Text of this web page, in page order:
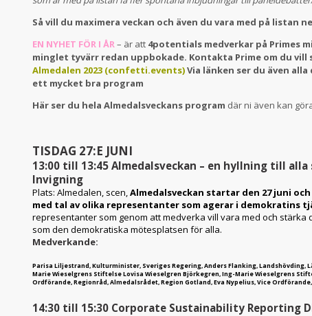
Så vill du maximera veckan och även du vara med på listan
EN NYHET FÖR I ÅR– är att 4potentials medverkar på Primes
minglet tyvärr redan uppbokade. Kontakta Prime om du vill
Almedalen 2023 (confetti.events)Via länken ser du även
ett mycket bra program
Här ser du hela Almedalsveckans program där ni även kan
TISDAG 27:E JUNI
13:00 till 13:45 Almedalsveckan – en hyllning till
Invigning
Plats: Almedalen, scen,Almedalsveckan startar den 27 juni
med tal av olika representanter som agerar i demokratins
representanter som genom att medverka vill vara med och stärka
som den demokratiska mötesplatsen för alla.
Medverkande:
Parisa Liljestrand, Kulturminister, Sveriges Regering, Anders Flanking,
Marie Wieselgrens Stiftelse Lovisa Wieselgren Björkegren, Ing-Marie Wieselgrens
Ordförande, Regionråd, Almedalsrådet, Region Gotland, Eva Nypelius, Vice
14:30 till 15:30 Corporate Sustainability Reporting